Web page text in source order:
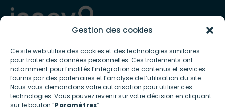
Gestion des cookies
Ce site web utilise des cookies et des technologies similaires
pour traiter des données personnelles. Ces traitements ont
notamment pour finalités l’intégration de contenus et services
fournis par des partenaires et l’analyse de l’utilisation du site.
Nous vous demandons votre autorisation pour utiliser ces
technologies. Vous pouvez revenir sur votre décision en cliquant
sur le bouton “Paramètres”.
Présent depuis 2012 en France et à l’international, INNOV8 GROUP
est spécialiste de l’écosystème digital et connecté et met à
disposition des professionnels et des particuliers des services et
produits ultra-innovants contribuant à la transition écologique
et posant les bases d’une consommation digitale bas carbone.